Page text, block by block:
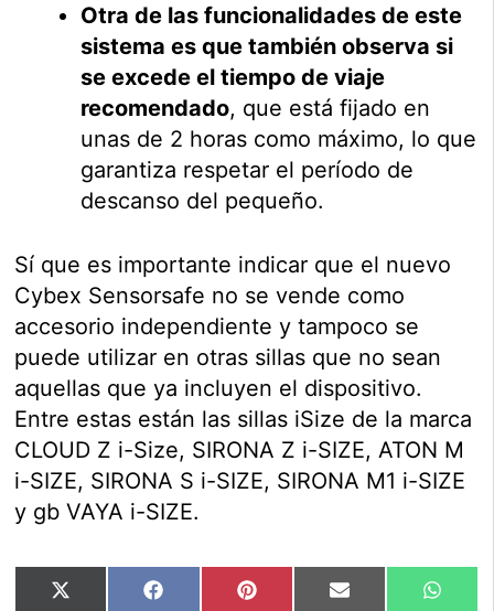
Otra de las funcionalidades de este
sistema es que también observa si
se excede el tiempo de viaje
recomendado, que está fijado en
unas de 2 horas como máximo, lo que
garantiza respetar el período de
descanso del pequeño.
Sí que es importante indicar que el nuevo
Cybex Sensorsafe no se vende como
accesorio independiente y tampoco se
puede utilizar en otras sillas que no sean
aquellas que ya incluyen el dispositivo.
Entre estas están las sillas iSize de la marca
CLOUD Z i-Size, SIRONA Z i-SIZE, ATON M
i-SIZE, SIRONA S i-SIZE, SIRONA M1 i-SIZE
y gb VAYA i-SIZE.
Compartir
X Compartir
Facebook Compartir
Pinterest Compartir
Email